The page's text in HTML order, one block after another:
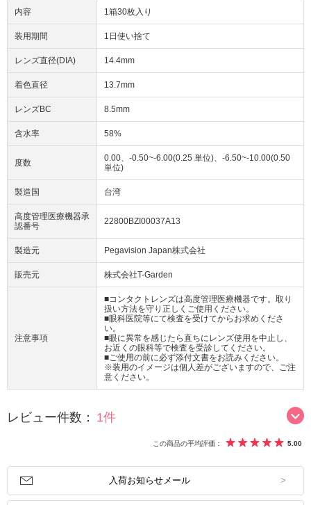
内容 1箱30枚入り
装用期間 1日使い捨て
レンズ直径(DIA) 14.4mm
着色直径 13.7mm
レンズBC 8.5mm
含水率 58%
度数
0.00、-0.50~-6.00(0.25 単位)、-6.50~-10.00(0.50
単位)
製造国 台湾
高度管理医療機器承
認番号
22800BZI00037A13
製造元 Pegavision Japan株式会社
販売元 株式会社T-Garden
注意事項
■コンタクトレンズは高度管理医療機器です。取り
扱い方法を守り正しくご使用ください。
■眼科医院等にて検査を受けてからお求めくださ
い。
■眼に異常を感じたら直ちにレンズ使用を中止し、
お近くの眼科等で検査を受診してください。
■ご使用の前に必ず添付文書をお読みください。
※装用のイメージは個人差がございますので、ご注
意ください。
レビュー件数： 1件
この商品の平均評価： 5.00
入荷お知らせメール